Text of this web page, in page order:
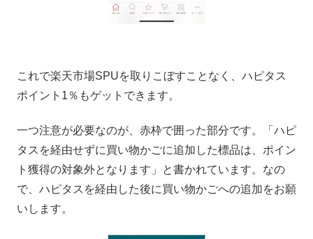
これで楽天市場SPUを取りこぼすことなく、ハピタス
ポイント1％もゲットできます。
一つ注意が必要なのが、赤枠で囲った部分です。「ハピ
タスを経由せずに買い物かごに追加した標品は、ポイン
ト獲得の対象外となります」と書かれています。なの
で、ハピタスを経由した後に買い物かごへの追加をお願
いします。